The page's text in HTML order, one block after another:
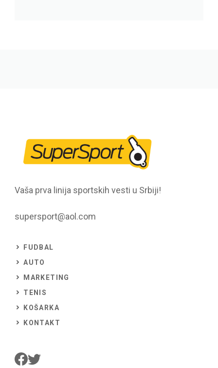
Vaša prva linija sportskih vesti u Srbiji!
supersport@aol.com
FUDBAL
AUTO
MARKETING
TENIS
KOŠARKA
KONTAKT